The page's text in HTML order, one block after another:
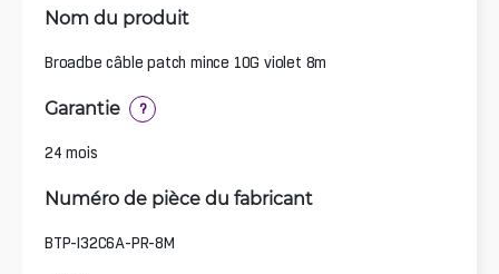
Nom du produit
Broadbe câble patch mince 10G violet 8m
Garantie ?
24 mois
Numéro de pièce du fabricant
BTP-I32C6A-PR-8M